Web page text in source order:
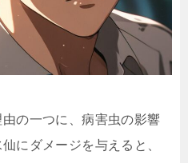
の一つに、病害虫の影響
にダメージを与えると、